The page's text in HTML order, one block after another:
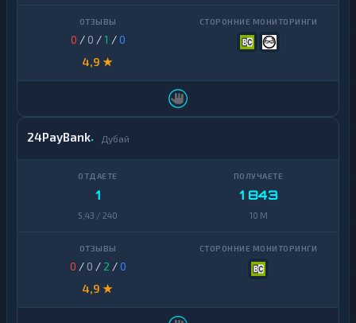
0 / 0 /1 /0
4,9 ★
24PayBank Дубай
1
5,43 / 240
1 843
10 M
0 / 0 / 2 /0
4,9 ★